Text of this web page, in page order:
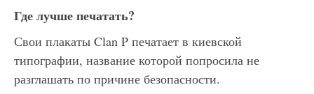
Где лучше печатать?
Свои плакаты Clan P печатает в киевской
типографии, название которой попросила не
разглашать по причине безопасности.